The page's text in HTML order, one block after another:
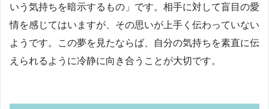
いう気持ちを暗示するもの」です。相手に対して盲目の愛
情を感じてはいますが、その思いが上手く伝わっていない
ようです。この夢を見たならば、自分の気持ちを素直に伝
えられるように冷静に向き合うことが大切です。